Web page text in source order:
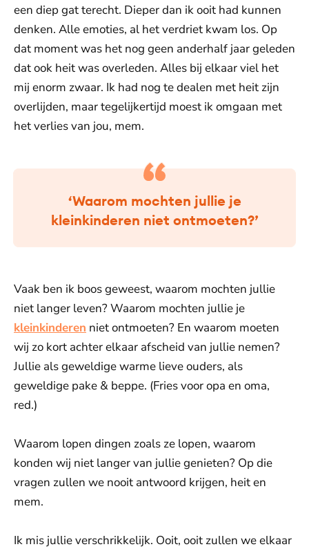
een diep gat terecht. Dieper dan ik ooit had kunnen
denken. Alle emoties, al het verdriet kwam los. Op
dat moment was het nog geen anderhalf jaar geleden
dat ook heit was overleden. Alles bij elkaar viel het
mij enorm zwaar. Ik had nog te dealen met heit zijn
overlijden, maar tegelijkertijd moest ik omgaan met
het verlies van jou, mem.
‘Waarom mochten jullie je
kleinkinderen niet ontmoeten?’
Vaak ben ik boos geweest, waarom mochten jullie
niet langer leven? Waarom mochten jullie je
kleinkinderen niet ontmoeten? En waarom moeten
wij zo kort achter elkaar afscheid van jullie nemen?
Jullie als geweldige warme lieve ouders, als
geweldige pake & beppe. (Fries voor opa en oma,
red.)
Waarom lopen dingen zoals ze lopen, waarom
konden wij niet langer van jullie genieten? Op die
vragen zullen we nooit antwoord krijgen, heit en
mem.
Ik mis jullie verschrikkelijk. Ooit, ooit zullen we elkaar